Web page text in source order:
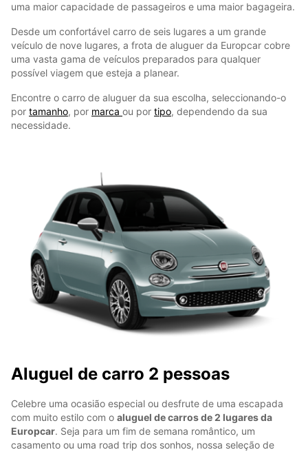
uma maior capacidade de passageiros e uma maior bagageira.
Desde um confortável carro de seis lugares a um grande
veículo de nove lugares, a frota de aluguer da Europcar cobre
uma vasta gama de veículos preparados para qualquer
possível viagem que esteja a planear.
Encontre o carro de aluguer da sua escolha, seleccionando-o
por tamanho, por marca ou por tipo, dependendo da sua
necessidade.
Aluguel de carro 2 pessoas
Celebre uma ocasião especial ou desfrute de uma escapada
com muito estilo com o aluguel de carros de 2 lugares da
Europcar. Seja para um fim de semana romântico, um
casamento ou uma road trip dos sonhos, nossa seleção de